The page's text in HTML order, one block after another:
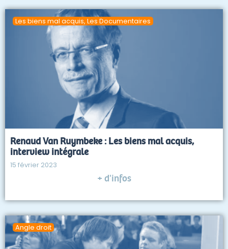
Les biens mal acquis, Les Documentaires
Renaud Van Ruymbeke : Les biens mal acquis,
interview intégrale
15 février 2023
+ d'infos
Angle droit